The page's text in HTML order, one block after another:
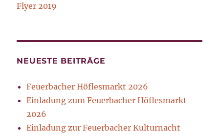
Flyer 2019
NEUESTE BEITRÄGE
Feuerbacher Höflesmarkt 2026
Einladung zum Feuerbacher Höflesmarkt
2026
Einladung zur Feuerbacher Kulturnacht